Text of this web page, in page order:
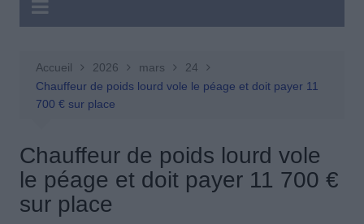
Accueil 2026 mars
24
Chauffeur de poids lourd vole le péage et doit payer 11
700 € sur place
Chauffeur de poids lourd vole
le péage et doit payer 11 700 €
sur place